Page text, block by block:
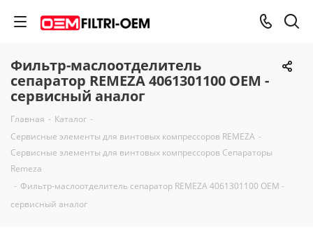
Фильтр-маслоотделитель
сепаратор REMEZA 4061301100 OEM -
сервисный аналог
Главная - Каталог -
Сервисные элементы для винтовых компрессоров REMEZA -
Сервисные элементы для винтовых компрессоров Сепараторы
Remeza
- Фильтр-маслоотделитель сепаратор REMEZA 4061301100 OEM -
сервисный аналог